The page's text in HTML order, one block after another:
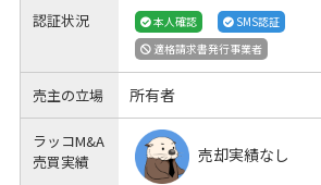
認証状況 本人確認
SMS認証
適格請求書発行事業者
売主の立場 所有者
ラッコM&A
売買実績
売却実績なし